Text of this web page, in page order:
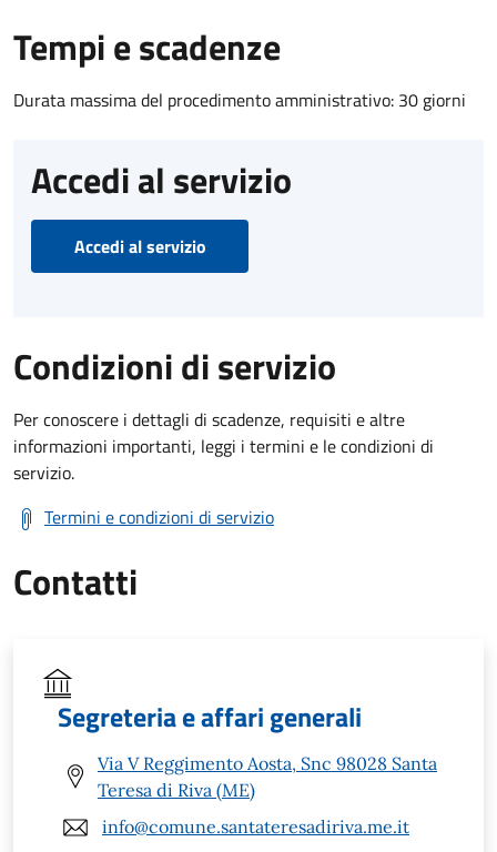
Tempi e scadenze
Durata massima del procedimento amministrativo: 30 giorni
Accedi al servizio
Accedi al servizio
Condizioni di servizio
Per conoscere i dettagli di scadenze, requisiti e altre
informazioni importanti, leggi i termini e le condizioni di
servizio.
Termini e condizioni di servizio
Contatti
Segreteria e affari generali
Via V Reggimento Aosta, Snc 98028 Santa
Teresa di Riva (ME)
info@comune.santateresadiriva.me.it